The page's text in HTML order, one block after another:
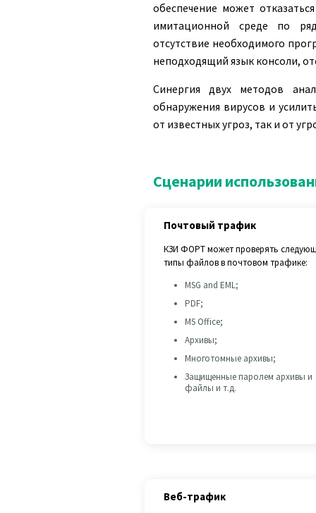
обеспечение может
имитационной среде по
отсутствие необходимого
неподходящий язык консоли,
Синергия двух методов
обнаружения вирусов и
от известных угроз, так и от
Сценарии
Почтовый трафик
КЗИ ФОРТ может проверять
типы файлов в почтовом трафике:
MSG and EML;
PDF;
MS Office;
Архивы;
Многотомные архивы;
Защищенные паролем архивы и
файлы и т.д.
Веб-трафик